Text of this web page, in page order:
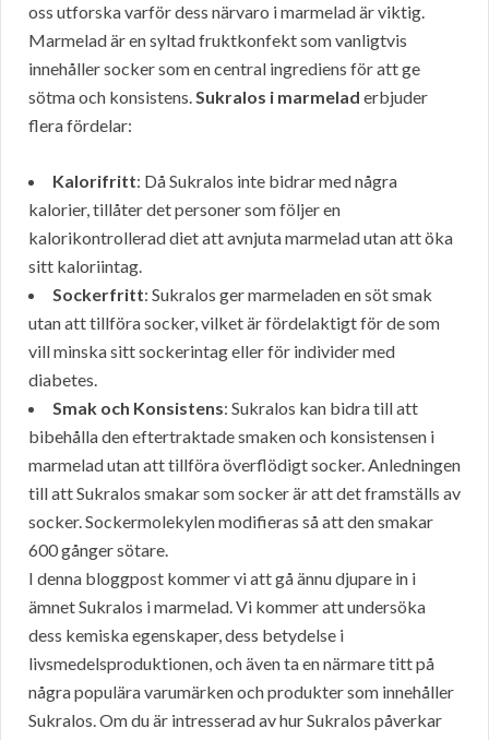
oss utforska varför dess närvaro i marmelad är viktig.
Marmelad är en syltad fruktkonfekt som vanligtvis
innehåller socker som en central ingrediens för att ge
sötma och konsistens.Sukralos i marmelad erbjuder
flera fördelar:
Kalorifritt: Då Sukralos inte bidrar med några
kalorier, tillåter det personer som följer en
kalorikontrollerad diet att avnjuta marmelad utan att öka
sitt kaloriintag.
Sockerfritt: Sukralos ger marmeladen en söt smak
utan att tillföra socker, vilket är fördelaktigt för de som
vill minska sitt sockerintag eller för individer med
diabetes.
Smak och Konsistens: Sukralos kan bidra till att
bibehålla den eftertraktade smaken och konsistensen i
marmelad utan att tillföra överflödigt socker. Anledningen
till att Sukralos smakar som socker är att det framställs av
socker. Sockermolekylen modifieras så att den smakar
600 gånger sötare.
I denna bloggpost kommer vi att gå ännu djupare in i
ämnet Sukralos i marmelad. Vi kommer att undersöka
dess kemiska egenskaper, dess betydelse i
livsmedelsproduktionen, och även ta en närmare titt på
några populära varumärken och produkter som innehåller
Sukralos. Om du är intresserad av hur Sukralos påverkar